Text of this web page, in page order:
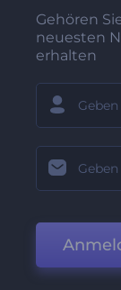
Gehören
neuesten
erhalten